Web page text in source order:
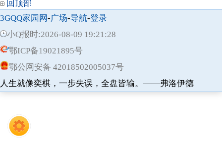
回顶部
3GQQ家园网-广场-导航-登录
仙缘
树洞
小Q报时:2026-08-09 19:21:28
鄂ICP备19021895号
鄂公网安备 42018502005037号
人生就像奕棋，一步失误，全盘皆输。——弗洛伊德